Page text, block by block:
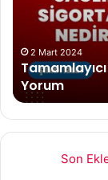
Önemli
2 Mart 2024
Yorum
Son